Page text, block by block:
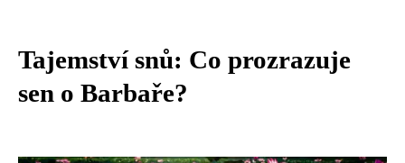
Tajemství snů: Co prozrazuje
sen o Barbaře?